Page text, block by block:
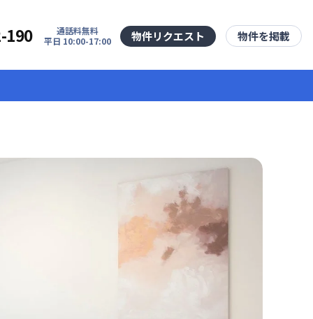
190
通話料無料
平日 10:00-17:00
物件リクエスト 物件を掲載